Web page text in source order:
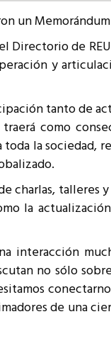
un
Directorio de
y
tanto de
como
la sociedad,
charlas, talleres
la
interacción
no sólo
de una